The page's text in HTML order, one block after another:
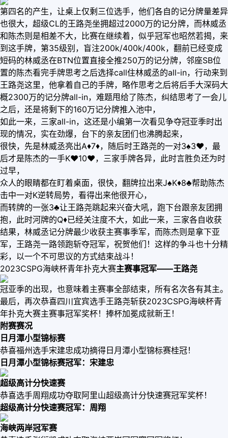
第四名的产生，让桌上仅剩三位选手，他们各自的记分牌量差异
也很大，超级CL的王路尧坐拥超过2000万的记分牌，而林威丞
和陈杰则是相差不大，比赛在继续着，似乎冠军也昭然若揭，来
到这手牌，第35级别，盲注200k/400k/400k，翻前已经变成
短码的林威丞在BTN位置直接全推250万的记分牌，邻座SB位
置的陈杰看完手牌思考之后选择call住林威丞的all-in，行动来到
王路尧这里，他拿着自己的手牌，略作思考之后将后手大深码大
概2300万的记分牌all-in，难题甩给了陈杰，纠结思考了一会儿
之后，还是将剩下的160万记分牌推入池中，
如此一来，三家all-in，这还是小编第一次看见争夺冠亚季时出
现的情况，实在劲爆，台下的亲友团们也沸腾起来，
很快，先是林威丞亮出A♦️7♦️，随后时王路尧的一对3♠️3♥️，最
后才是陈杰的一手K♥️10♥️，三家手牌各异，此时言胜负还为时
过早，
众人的眼睛都在盯着桌面，很快，翻牌拉出来J♠️K♦️8♣️帮助陈杰
击中一对K逆转局势，看得出来他很开心，
而转牌的一张3♣️让王路尧跳起来兴奋大吼，跑下台跟亲友团拥
抱，此时河牌的Q♦️已经关注度不大，如此一来，三家各自收获
结果，林威丞记分牌最少收获主赛事季军，而陈杰则是拿下亚
军，王路尧一路领跑斩夺冠军，祝贺他们！这样的争斗也十分精
彩，以一个不可思议的方式结束战斗！
2023CSPG海峡杯青年扑克大赛主赛事冠军——王路尧
冠亚季的出现，也意味着主赛事全部结束，所有名次各有其主。
最后，再次恭喜四川宜宾选手王路尧斩获2023CSPG海峡杯青
年扑克大赛主赛事冠军奖杯！捧杯加冕成就新王！
附赛赛况
日月潭小型锦标赛
恭喜福州选手宋建忠成功摘得日月潭小型锦标赛桂冠！
日月潭小型锦标赛冠军：宋建忠
超级高计分快速赛
恭喜选手周翔成功夺取阿里山超级高计分快速赛冠军奖杯！
超级高计分快速赛冠军：周翔
海峡两岸冠军赛